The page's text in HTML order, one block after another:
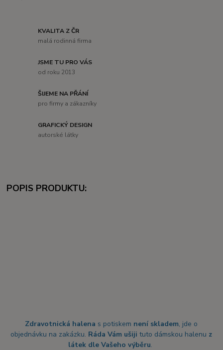
KVALITA Z ČR
malá rodinná firma
JSME TU PRO VÁS
od roku 2013
ŠIJEME NA PŘÁNÍ
pro firmy a zákazníky
GRAFICKÝ DESIGN
autorské látky
POPIS PRODUKTU:
Zdravotnická halena s potiskem není skladem, jde o
objednávku na zakázku. Ráda Vám ušijituto dámskou halenu z
látek dle Vašeho výběru.